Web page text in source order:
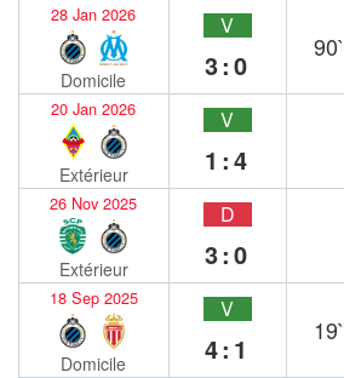
28 Jan 2026
Domicile
V
3:0
90`
20 Jan 2026
Extérieur
V
1:4
26 Nov 2025
Extérieur
D
3:0
18 Sep 2025
Domicile
V
4:1
19`